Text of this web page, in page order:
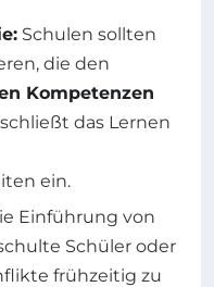
Schulen sollten
die den
Kompetenzen
das Lernen
ein.
Einführung von
Schüler oder
frühzeitig zu